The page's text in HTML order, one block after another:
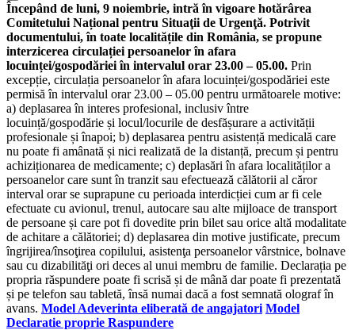
Începând de luni, 9 noiembrie, intră în vigoare hotărârea
Comitetului Național pentru Situaţii de Urgenţă. Potrivit
documentului, în toate localitățile din România, se propune
interzicerea circulației persoanelor în afara
locuinței/gospodăriei în intervalul orar 23.00 – 05.00. Prin
excepție, circulația persoanelor în afara locuinței/gospodăriei este
permisă în intervalul orar 23.00 – 05.00 pentru următoarele motive:
a) deplasarea în interes profesional, inclusiv între
locuință/gospodărie și locul/locurile de desfășurare a activității
profesionale și înapoi; b) deplasarea pentru asistență medicală care
nu poate fi amânată și nici realizată de la distanță, precum și pentru
achiziționarea de medicamente; c) deplasări în afara localităților a
persoanelor care sunt în tranzit sau efectuează călătorii al căror
interval orar se suprapune cu perioada interdicției cum ar fi cele
efectuate cu avionul, trenul, autocare sau alte mijloace de transport
de persoane și care pot fi dovedite prin bilet sau orice altă modalitate
de achitare a călătoriei; d) deplasarea din motive justificate, precum
îngrijirea/însoţirea copilului, asistenţa persoanelor vârstnice, bolnave
sau cu dizabilităţi ori deces al unui membru de familie. Declarația pe
propria răspundere poate fi scrisă și de mână dar poate fi prezentată
și pe telefon sau tabletă, însă numai dacă a fost semnată olograf în
avans. Model Adeverinta eliberată de angajatori Model
Declaratie proprie Raspundere